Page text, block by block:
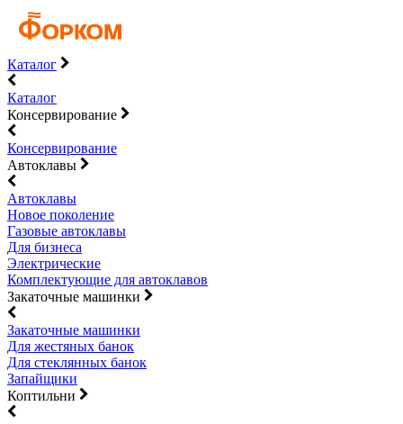
Каталог
Каталог
Консервирование
Консервирование
Автоклавы
Автоклавы
Новое поколение
Газовые автоклавы
Для бизнеса
Электрические
Комплектующие для автоклавов
Закаточные машинки
Закаточные машинки
Для жестяных банок
Для стеклянных банок
Запайщики
Коптильни